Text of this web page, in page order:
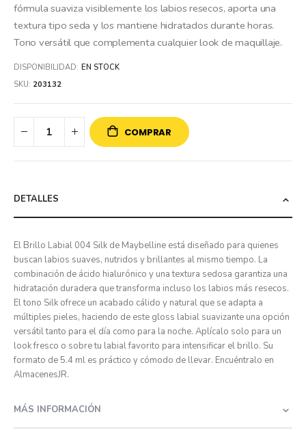
fórmula suaviza visiblemente los labios resecos, aporta una
textura tipo seda y los mantiene hidratados durante horas.
Tono versátil que complementa cualquier look de maquillaje.
DISPONIBILIDAD: EN STOCK
SKU 203132
COMPRAR
DETALLES
El Brillo Labial 004 Silk de Maybelline está diseñado para quienes
buscan labios suaves, nutridos y brillantes al mismo tiempo. La
combinación de ácido hialurónico y una textura sedosa garantiza una
hidratación duradera que transforma incluso los labios más resecos.
El tono Silk ofrece un acabado cálido y natural que se adapta a
múltiples pieles, haciendo de este gloss labial suavizante una opción
versátil tanto para el día como para la noche. Aplícalo solo para un
look fresco o sobre tu labial favorito para intensificar el brillo. Su
formato de 5.4 ml es práctico y cómodo de llevar. Encuéntralo en
AlmacenesJR.
MÁS INFORMACIÓN